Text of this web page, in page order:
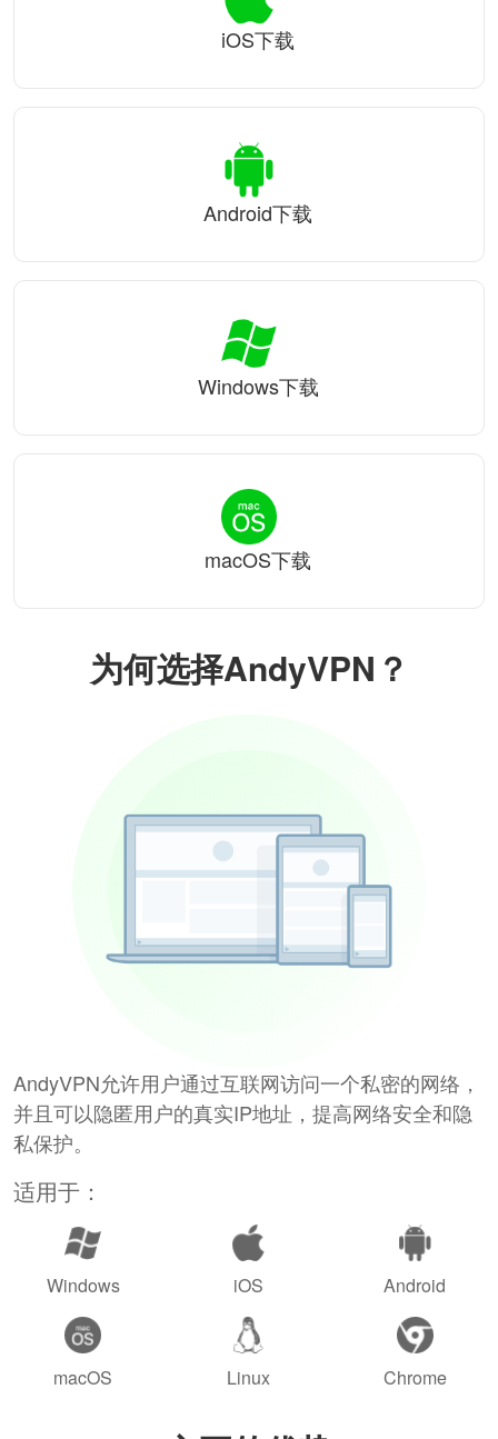
为何选择AndyVPN？
AndyVPN允许用户通过互联网访问一个私密的网络，
并且可以隐匿用户的真实IP地址，提高网络安全和隐
私保护。
适用于：
Windows iOS Android
macOS Linux Chrome
iOS下载
Android下载
Windows下载
macOS下载